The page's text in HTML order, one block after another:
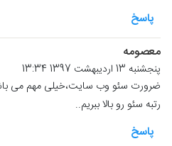
پاسخ
معصومه
پنجشنبه 13 اردیبهشت 1397 13:34
ضرورت سئو وب سایت،خیلی مهم می
رتبه سئو رو بالا ببریم..
پاسخ